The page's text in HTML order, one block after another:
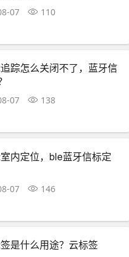
07 110
踪怎么关闭不了，蓝牙信
07 138
内定位，ble蓝牙信标定
07 146
是什么用途？云标签